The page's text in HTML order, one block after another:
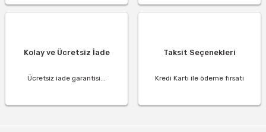
Kolay ve Ücretsiz İade
Ücretsiz iade garantisi...
Taksit Seçenekleri
Kredi Kartı ile ödeme fırsatı